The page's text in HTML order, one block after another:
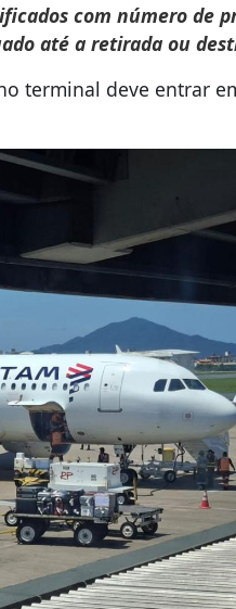
com número de
até a retirada ou
terminal deve entrar